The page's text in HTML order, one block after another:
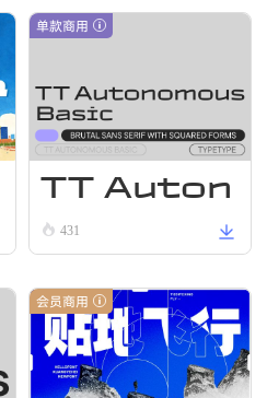
单款商用
TT Auton
omous R
egular
431
会员商用